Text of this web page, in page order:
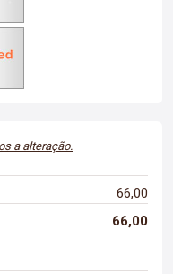
a alteração.
66,00
66,00